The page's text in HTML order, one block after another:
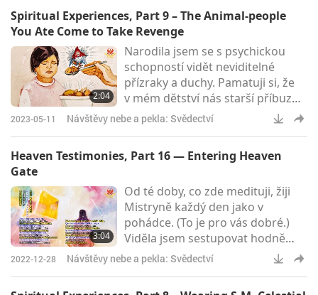
Tato osoba dala mnoho falešných
pokynů, odlišných od toho, co nás
Mistryně učila při zasvěcení. Po
zhlédnutí „Zasvěcení vyžaduje
Mistrovu sílu“ jsem věděl, že toto
je situace, o kter
Spiritual Experiences, Part 9 – The Animal-people
You Ate Come to Take Revenge
2:04
Narodila jsem se s psychickou
schopností vidět neviditelné
přízraky a duchy. Pamatuji si, že
v mém dětství nás starší příbuzní
žádali, abychom jedli maso. Když
jsem ten den snědla kuře, duše
nenávistně klovat do mého těla.
lidí, v noci se s vámi přijdou
vyrovnat. Pokud zabijete
mravenčí nebo švábí lidi, v noci se
jejich duše přichytí na
2023-05-11 Návštěvy nebe a pekla: Svědectví
Heaven Testimonies, Part 16 — Entering Heaven
Gate
3:04
Od té doby, co zde medituji, žiji
Mistryně každý den jako v
pohádce. (To je pro vás dobré.)
Viděla jsem sestupovat hodně
Nebeských bytostí. Letěly dolů.
Byly tam květiny, které na Zemi
2022-12-28 Návštěvy nebe a pekla: Svědectví